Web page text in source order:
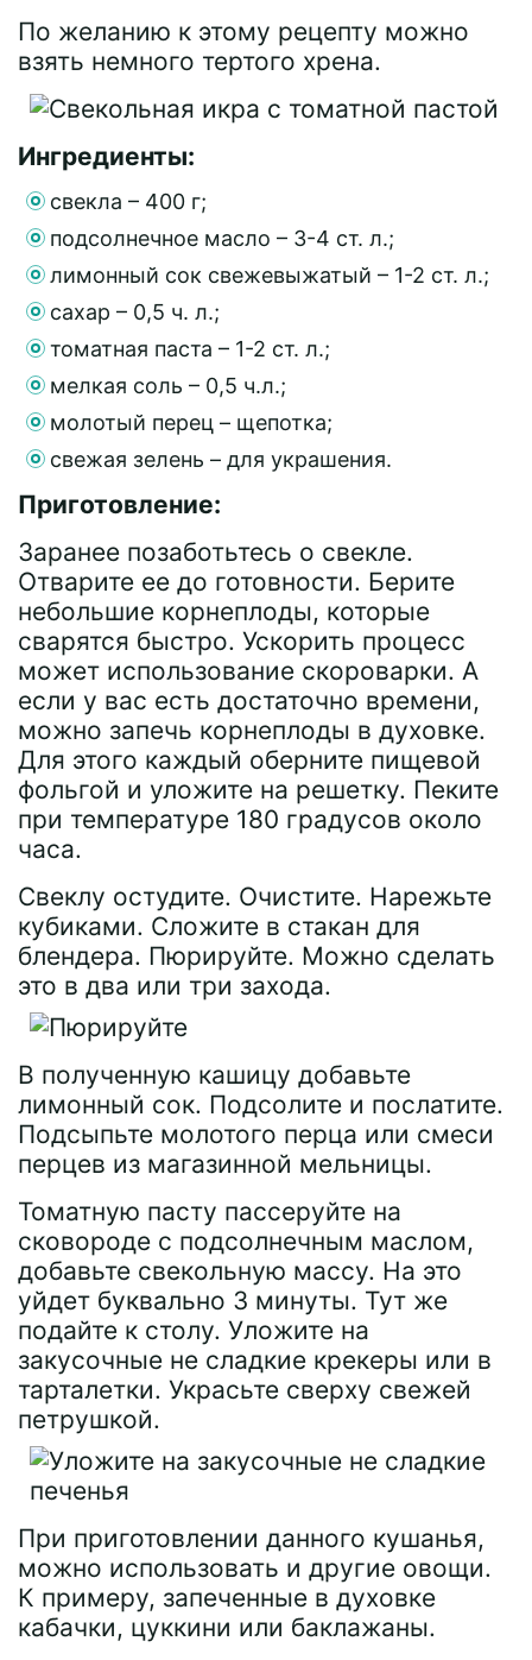
По желанию к этому рецепту можно
взять немного тертого хрена.
Ингредиенты:
свекла – 400 г;
подсолнечное масло – 3-4 ст. л.;
лимонный сок свежевыжатый – 1-2 ст. л.;
сахар – 0,5 ч. л.;
томатная паста – 1-2 ст. л.;
мелкая соль – 0,5 ч.л.;
молотый перец – щепотка;
свежая зелень – для украшения.
Приготовление:
Заранее позаботьтесь о свекле.
Отварите ее до готовности. Берите
небольшие корнеплоды, которые
сварятся быстро. Ускорить процесс
может использование скороварки. А
если у вас есть достаточно времени,
можно запечь корнеплоды в духовке.
Для этого каждый оберните пищевой
фольгой и уложите на решетку. Пеките
при температуре 180 градусов около
часа.
Свеклу остудите. Очистите. Нарежьте
кубиками. Сложите в стакан для
блендера. Пюрируйте. Можно сделать
это в два или три захода.
В полученную кашицу добавьте
лимонный сок. Подсолите и послатите.
Подсыпьте молотого перца или смеси
перцев из магазинной мельницы.
Томатную пасту пассеруйте на
сковороде с подсолнечным маслом,
добавьте свекольную массу. На это
уйдет буквально 3 минуты. Тут же
подайте к столу. Уложите на
закусочные не сладкие крекеры или в
тарталетки. Украсьте сверху свежей
петрушкой.
При приготовлении данного кушанья,
можно использовать и другие овощи.
К примеру, запеченные в духовке
кабачки, цуккини или баклажаны.